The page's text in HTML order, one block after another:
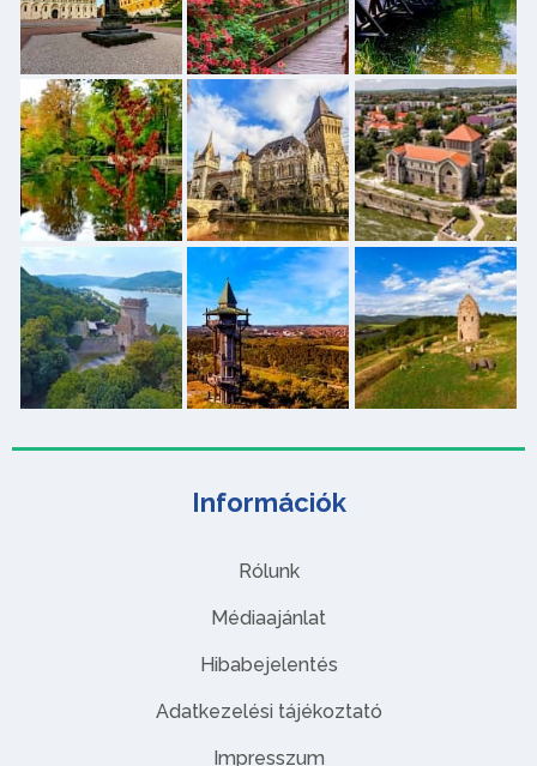
Információk
Rólunk
Médiaajánlat
Hibabejelentés
Adatkezelési tájékoztató
Impresszum